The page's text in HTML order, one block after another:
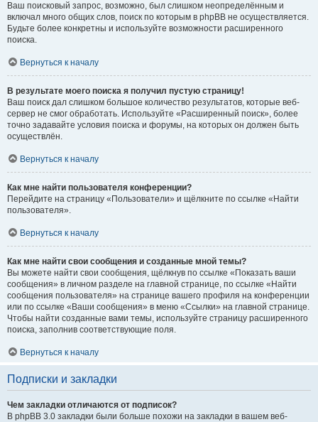
Ваш поисковый запрос, возможно, был слишком неопределённым и
включал много общих слов, поиск по которым в phpBB не осуществляется.
Будьте более конкретны и используйте возможности расширенного
поиска.
Вернуться к началу
В результате моего поиска я получил пустую страницу!
Ваш поиск дал слишком большое количество результатов, которые веб-
сервер не смог обработать. Используйте «Расширенный поиск», более
точно задавайте условия поиска и форумы, на которых он должен быть
осуществлён.
Вернуться к началу
Как мне найти пользователя конференции?
Перейдите на страницу «Пользователи» и щёлкните по ссылке «Найти
пользователя».
Вернуться к началу
Как мне найти свои сообщения и созданные мной темы?
Вы можете найти свои сообщения, щёлкнув по ссылке «Показать ваши
сообщения» в личном разделе на главной странице, по ссылке «Найти
сообщения пользователя» на странице вашего профиля на конференции
или по ссылке «Ваши сообщения» в меню «Ссылки» на главной странице.
Чтобы найти созданные вами темы, используйте страницу расширенного
поиска, заполнив соответствующие поля.
Вернуться к началу
Подписки и закладки
Чем закладки отличаются от подписок?
В phpBB 3.0 закладки были больше похожи на закладки в вашем веб-